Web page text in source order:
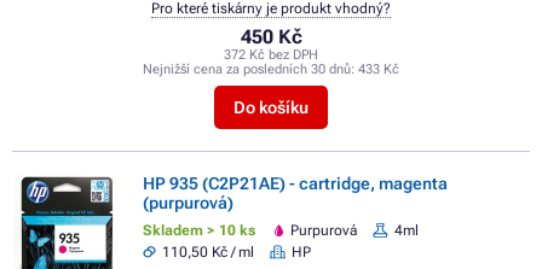
450 Kč
372 Kč bez DPH
Nejnižší cena za posledních 30 dnů: 433 Kč
Do košíku
Pro které tiskárny je produkt vhodný?
HP 935 (C2P21AE) - cartridge, magenta
(purpurová)
Skladem > 10 ks Purpurová
4ml
110,50 Kč / ml
HP